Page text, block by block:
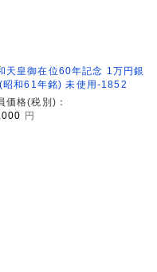
天皇御在位60年記念 1万円銀
昭和61年銘) 未使用-1852
価格(税別)：
円